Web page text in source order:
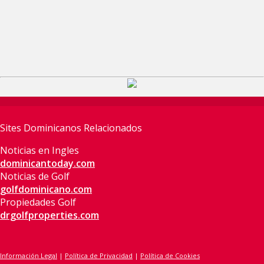
Sites Dominicanos Relacionados
Noticias en Ingles
dominicantoday.com
Noticias de Golf
golfdominicano.com
Propiedades Golf
drgolfproperties.com
Información Legal | Política de Privacidad | Política de Cookies